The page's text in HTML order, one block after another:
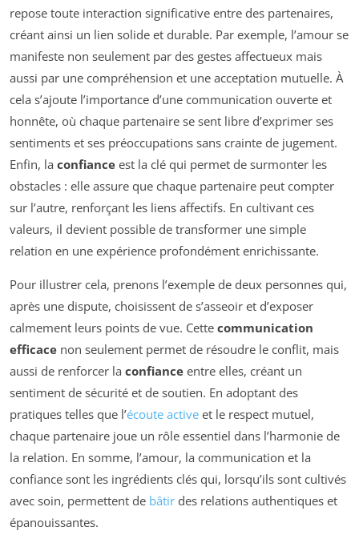
repose toute interaction significative entre des partenaires,
créant ainsi un lien solide et durable. Par exemple, l’amour se
manifeste non seulement par des gestes affectueux mais
aussi par une compréhension et une acceptation mutuelle. À
cela s’ajoute l’importance d’une communication ouverte et
honnête, où chaque partenaire se sent libre d’exprimer ses
sentiments et ses préoccupations sans crainte de jugement.
Enfin, la confiance est la clé qui permet de surmonter les
obstacles : elle assure que chaque partenaire peut compter
sur l’autre, renforçant les liens affectifs. En cultivant ces
valeurs, il devient possible de transformer une simple
relation en une expérience profondément enrichissante.
Pour illustrer cela, prenons l’exemple de deux personnes qui,
après une dispute, choisissent de s’asseoir et d’exposer
calmement leurs points de vue. Cette communication
efficace non seulement permet de résoudre le conflit, mais
aussi de renforcer la confiance entre elles, créant un
sentiment de sécurité et de soutien. En adoptant des
pratiques telles que l’écoute active et le respect mutuel,
chaque partenaire joue un rôle essentiel dans l’harmonie de
la relation. En somme, l’amour, la communication et la
confiance sont les ingrédients clés qui, lorsqu’ils sont cultivés
avec soin, permettent de bâtir des relations authentiques et
épanouissantes.